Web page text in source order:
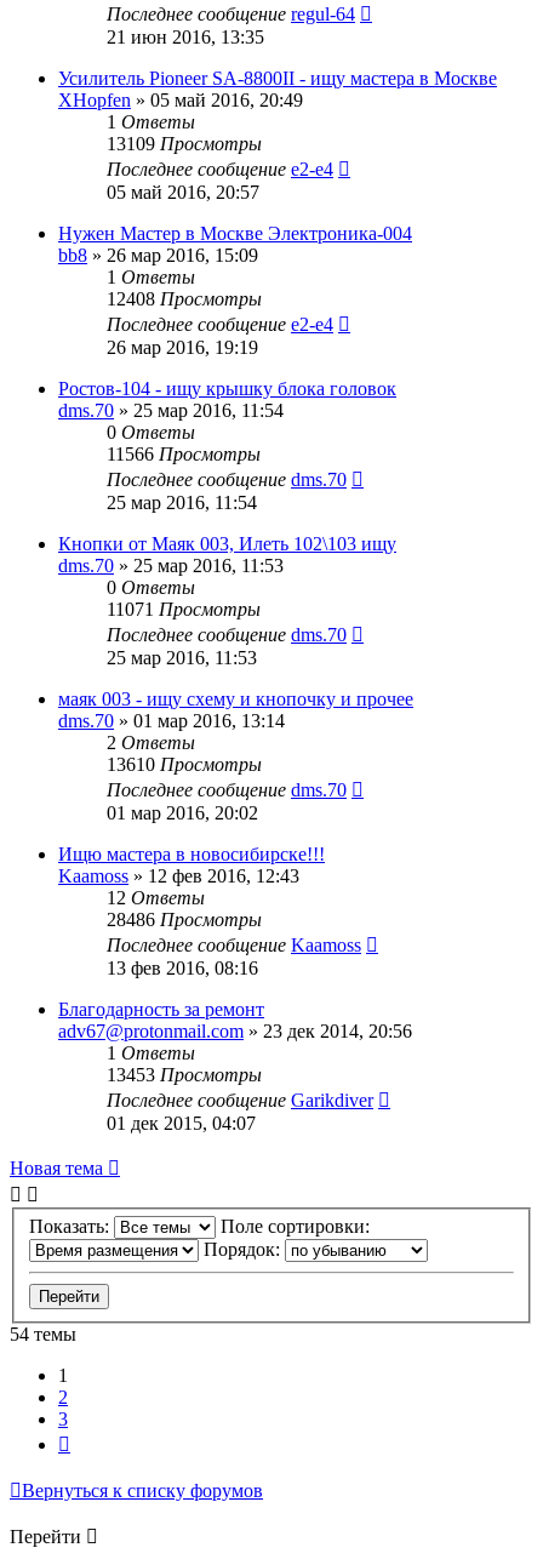
Последнее сообщение regul-64
21 июн 2016, 13:35
Усилитель Pioneer SA-8800II - ищу мастера в Москве
XHopfen » 05 май 2016, 20:49
1 Ответы
13109 Просмотры
Последнее сообщение e2-e4
05 май 2016, 20:57
Нужен Мастер в Москве Электроника-004
bb8 » 26 мар 2016, 15:09
1 Ответы
12408 Просмотры
Последнее сообщение e2-e4
26 мар 2016, 19:19
Ростов-104 - ищу крышку блока головок
dms.70 » 25 мар 2016, 11:54
0 Ответы
11566 Просмотры
Последнее сообщение dms.70
25 мар 2016, 11:54
Кнопки от Маяк 003, Илеть 102\103 ищу
dms.70 » 25 мар 2016, 11:53
0 Ответы
11071 Просмотры
Последнее сообщение dms.70
25 мар 2016, 11:53
маяк 003 - ищу схему и кнопочку и прочее
dms.70 » 01 мар 2016, 13:14
2 Ответы
13610 Просмотры
Последнее сообщение dms.70
01 мар 2016, 20:02
Ищю мастера в новосибирске!!!
Kaamoss » 12 фев 2016, 12:43
12 Ответы
28486 Просмотры
Последнее сообщение Kaamoss
13 фев 2016, 08:16
Благодарность за ремонт
adv67@protonmail.com » 23 дек 2014, 20:56
1 Ответы
13453 Просмотры
Последнее сообщение Garikdiver
01 дек 2015, 04:07
Новая тема
Показать:
Поле сортировки:
Порядок:
54 темы
1
2
3
Вернуться к списку форумов
Перейти